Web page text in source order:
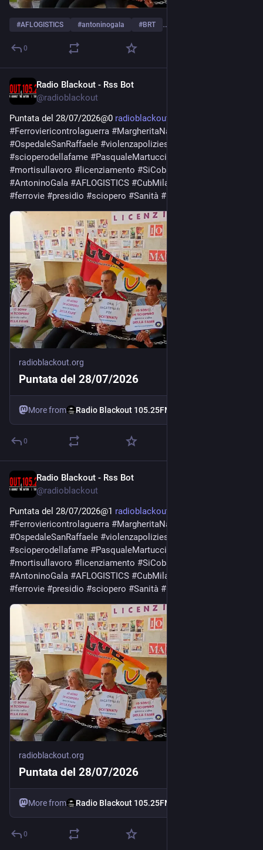
#AFLOGISTICS #antoninogala #BRT …and 17 more
0
Radio Blackout - Rss Bot
@radioblackout
Puntata del 28/07/2026@0 radioblackout.org/podcast/punt
#Ferroviericontrolaguerra #MargheritaNapoletano
#OspedaleSanRaffaele #violenzapoliziesca
#scioperodellafame #PasqualeMartucci
#mortisullavoro # licenziamento #SiCobastorino
#AntoninoGala #AFLOGISTICS #CubMilano
#ferrovie #presidio #sciopero #Sanità #
radioblackout.org
Puntata del 28/07/2026
More from Radio Blackout 105.25FM
0
Radio Blackout - Rss Bot
@radioblackout
Puntata del 28/07/2026@1 radioblackout.org/podcast/punt
#Ferroviericontrolaguerra #MargheritaNapoletano
#OspedaleSanRaffaele #violenzapoliziesca
#scioperodellafame #PasqualeMartucci
#mortisullavoro # licenziamento #SiCobastorino
#AntoninoGala #AFLOGISTICS #CubMilano
#ferrovie #presidio #sciopero #Sanità #
radioblackout.org
Puntata del 28/07/2026
More from Radio Blackout 105.25FM
0